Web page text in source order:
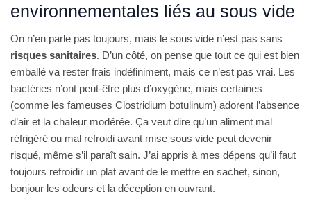
environnementales liés au sous vide
On n’en parle pas toujours, mais le sous vide n’est pas sans
risques sanitaires. D’un côté, on pense que tout ce qui est bien
emballé va rester frais indéfiniment, mais ce n’est pas vrai. Les
bactéries n’ont peut-être plus d’oxygène, mais certaines
(comme les fameuses Clostridium botulinum) adorent l’absence
d’air et la chaleur modérée. Ça veut dire qu’un aliment mal
réfrigéré ou mal refroidi avant mise sous vide peut devenir
risqué, même s’il paraît sain. J’ai appris à mes dépens qu’il faut
toujours refroidir un plat avant de le mettre en sachet, sinon,
bonjour les odeurs et la déception en ouvrant.